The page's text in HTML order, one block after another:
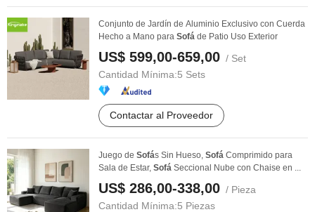
Conjunto de Jardín de Aluminio Exclusivo con Cuerda
Hecho a Mano para Sofá de Patio Uso Exterior
US$ 599,00-659,00 / Set
Cantidad Mínima:5 Sets
Contactar al Proveedor
Juego de Sofás Sin Hueso, Sofá Comprimido para
Sala de Estar, Sofá Seccional Nube con Chaise en ...
US$ 286,00-338,00 / Pieza
Cantidad Mínima:5 Piezas